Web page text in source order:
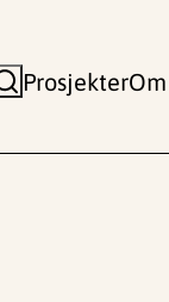
Prosjekter